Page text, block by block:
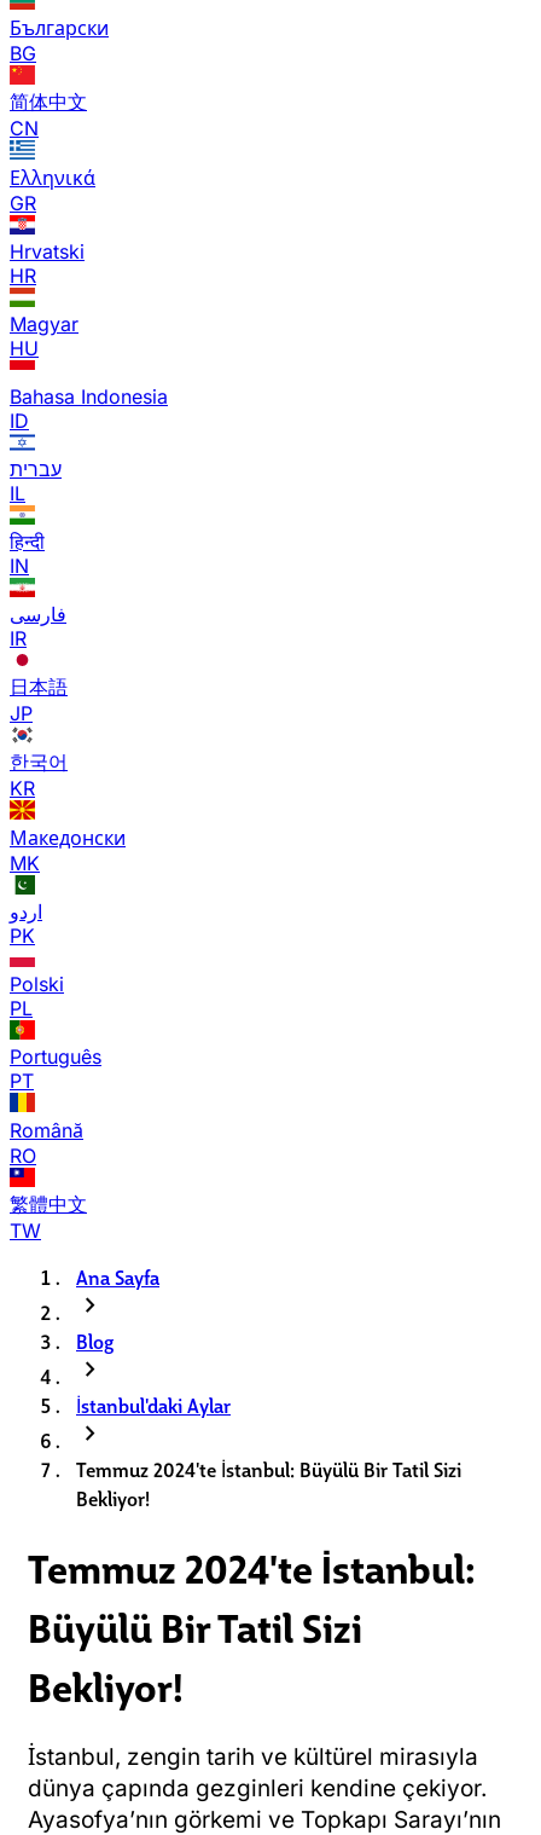
Български
BG
简体中文
CN
Ελληνικά
GR
Hrvatski
HR
Magyar
HU
Bahasa Indonesia
ID
עברית
IL
हिन्दी
IN
فارسی
IR
日本語
JP
한국어
KR
Македонски
MK
اردو
PK
Polski
PL
Português
PT
Română
RO
繁體中文
TW
Ana Sayfa
chevron_right
Blog
chevron_right
İstanbul'daki Aylar
chevron_right
Temmuz 2024'te İstanbul: Büyülü Bir Tatil Sizi
Bekliyor!
Temmuz 2024'te İstanbul:
Büyülü Bir Tatil Sizi
Bekliyor!
İstanbul, zengin tarih ve kültürel mirasıyla
dünya çapında gezginleri kendine çekiyor.
Ayasofya’nın görkemi ve Topkapı Sarayı’nın